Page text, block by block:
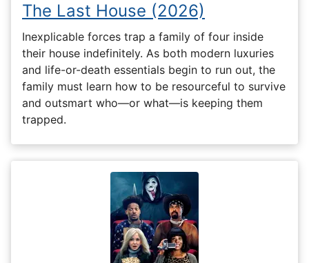
The Last House (2026)
Inexplicable forces trap a family of four inside
their house indefinitely. As both modern luxuries
and life-or-death essentials begin to run out, the
family must learn how to be resourceful to survive
and outsmart who—or what—is keeping them
trapped.